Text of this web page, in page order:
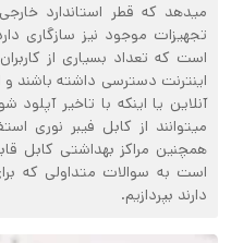
تجهیزات موجود نیز سازگاری
است که تعداد بسیاری از
اینترنت دسترسی داشته باشند
آنلاین یا اینکه با تاخیر
میتوانند از کابل فیبر نوری
همچنین مراکز بهداشتی کابل
است به سوالات متداولی که برای
دارند بپردازیم.